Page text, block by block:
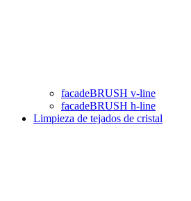
facadeBRUSH v-line
facadeBRUSH h-line
Limpieza de tejados de cristal